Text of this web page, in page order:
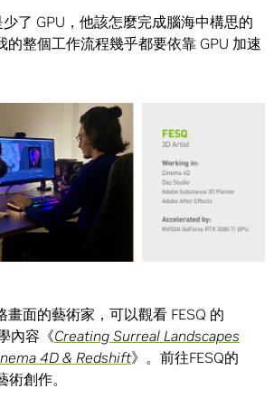
少了 GPU，他該怎麼完成腦海中構思的
的整個工作流程幾乎都要依靠 GPU 加速
畫面的藝術家，可以觀看 FESQ 的
內容《Creating Surreal Landscapes
4D & Redshift》。前往FESQ的
術創作。